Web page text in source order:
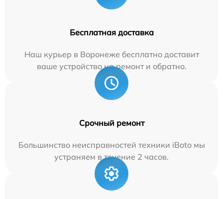
Бесплатная доставка
Наш курьер в Воронеже бесплатно доставит
ваше устройство на ремонт и обратно.
Срочный ремонт
Большинство неисправностей техники iBoto мы
устраняем в течение 2 часов.